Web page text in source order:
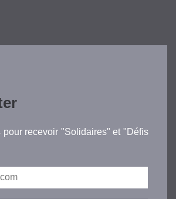
pour recevoir "Solidaires" et "Défis